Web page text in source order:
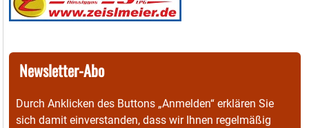
Newsletter-Abo
Durch Anklicken des Buttons „Anmelden“ erklären Sie
sich damit einverstanden, dass wir Ihnen regelmäßig